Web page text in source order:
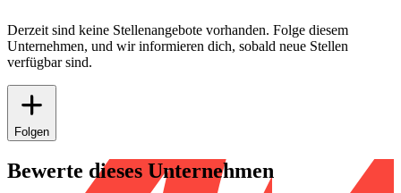
Derzeit sind keine Stellenangebote vorhanden. Folge diesem
Unternehmen, und wir informieren dich, sobald neue Stellen
verfügbar sind.
Folgen
Bewerte dieses Unternehmen